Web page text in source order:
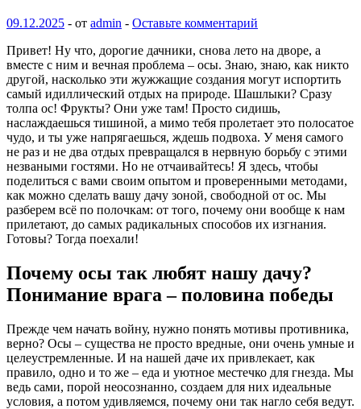
09.12.2025 - от admin - Оставьте комментарий
Привет! Ну что, дорогие дачники, снова лето на дворе, а
вместе с ним и вечная проблема – осы. Знаю, знаю, как никто
другой, насколько эти жужжащие создания могут испортить
самый идиллический отдых на природе. Шашлыки? Сразу
толпа ос! Фрукты? Они уже там! Просто сидишь,
наслаждаешься тишиной, а мимо тебя пролетает это полосатое
чудо, и ты уже напрягаешься, ждешь подвоха. У меня самого
не раз и не два отдых превращался в нервную борьбу с этими
незваными гостями. Но не отчаивайтесь! Я здесь, чтобы
поделиться с вами своим опытом и проверенными методами,
как можно сделать вашу дачу зоной, свободной от ос. Мы
разберем всё по полочкам: от того, почему они вообще к нам
прилетают, до самых радикальных способов их изгнания.
Готовы? Тогда поехали!
Почему осы так любят нашу дачу?
Понимание врага – половина победы
Прежде чем начать войну, нужно понять мотивы противника,
верно? Осы – существа не просто вредные, они очень умные и
целеустремленные. И на нашей даче их привлекает, как
правило, одно и то же – еда и уютное местечко для гнезда. Мы
ведь сами, порой неосознанно, создаем для них идеальные
условия, а потом удивляемся, почему они так нагло себя ведут.